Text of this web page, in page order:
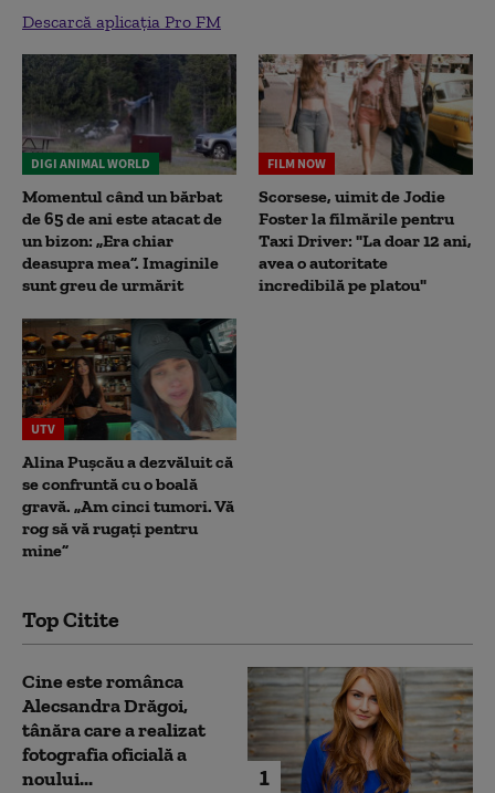
Descarcă aplicația Pro FM
DIGI ANIMAL WORLD
Momentul când un bărbat
de 65 de ani este atacat de
un bizon: „Era chiar
deasupra mea”. Imaginile
sunt greu de urmărit
FILM NOW
Scorsese, uimit de Jodie
Foster la filmările pentru
Taxi Driver: "La doar 12 ani,
avea o autoritate
incredibilă pe platou"
UTV
Alina Pușcău a dezvăluit că
se confruntă cu o boală
gravă. „Am cinci tumori. Vă
rog să vă rugați pentru
mine”
Top Citite
1
Cine este românca
Alecsandra Drăgoi,
tânăra care a realizat
fotografia oficială a
noului...